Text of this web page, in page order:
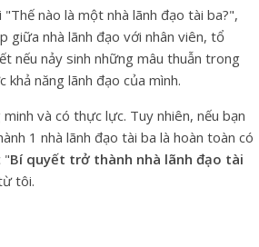
nào là một nhà lãnh đạo tài ba?",
giữa nhà lãnh đạo với nhân viên, tổ
nếu nảy sinh những mâu thuẫn trong
năng lãnh đạo của mình.
và có thực lực. Tuy nhiên, nếu bạn
1 nhà lãnh đạo tài ba là hoàn toàn có
"Bí quyết trở thành nhà lãnh đạo tài
tôi.